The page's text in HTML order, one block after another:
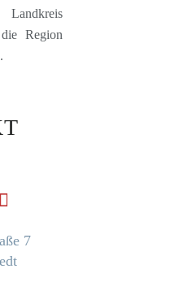
Region
7